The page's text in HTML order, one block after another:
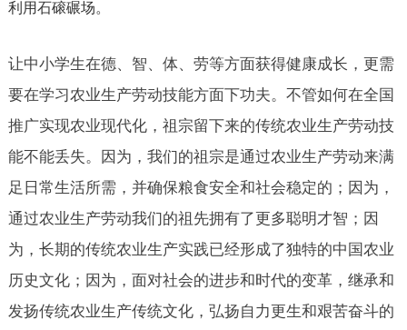
利用石磙碾场。
让中小学生在德、智、体、劳等方面获得健康成长，更需
要在学习农业生产劳动技能方面下功夫。不管如何在全国
推广实现农业现代化，祖宗留下来的传统农业生产劳动技
能不能丢失。因为，我们的祖宗是通过农业生产劳动来满
足日常生活所需，并确保粮食安全和社会稳定的；因为，
通过农业生产劳动我们的祖先拥有了更多聪明才智；因
为，长期的传统农业生产实践已经形成了独特的中国农业
历史文化；因为，面对社会的进步和时代的变革，继承和
发扬传统农业生产传统文化，弘扬自力更生和艰苦奋斗的